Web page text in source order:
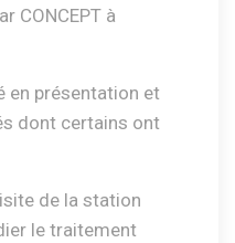
CONCEPT à
en présentation et
dont certains ont
de la station
le traitement